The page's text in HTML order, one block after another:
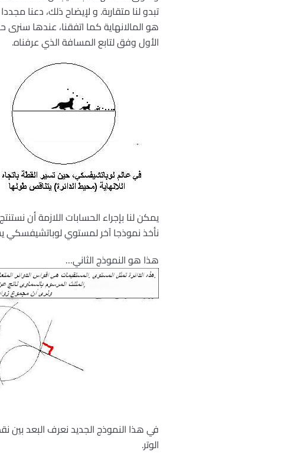
تبدو لنا متقاربة. و لإيضاح ذلك، دعنا
هو المالانهاية كما اتفقنا، عندها
الأول وفق لتابع المسافة الذي عرفناه.
يمكن لنا بإجراء الحسابات اللازمة أن
نأخذ نموذجا آخر لمستوي لوباتشيفسكي
هذا هو النموذج الثاني…
في هذا النموذج الجديد نعرف البعد بين
الوتر.